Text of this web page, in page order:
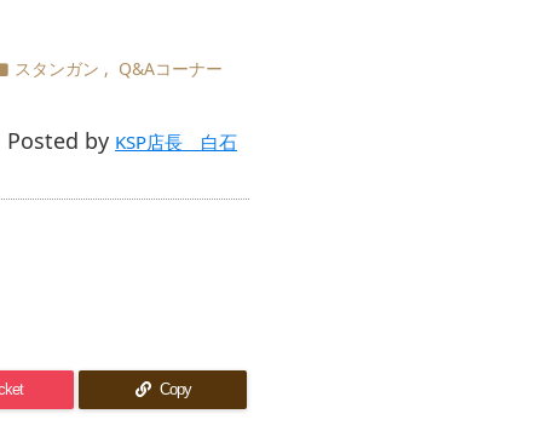
スタンガン , Q&Aコーナー
Posted by KSP店長 白石
Copy